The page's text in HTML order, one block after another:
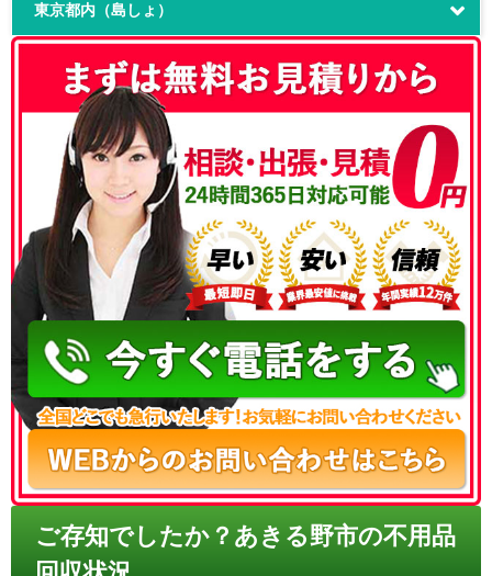
東京都内（島しょ）
050-3186-4780
ご存知でしたか？あきる野市の不用品